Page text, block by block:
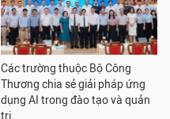
Các trường thuộc Bộ Công
Thương chia sẻ giải pháp ứng
dụng AI trong đào tạo và quản
trị